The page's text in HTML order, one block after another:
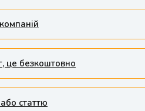
це безкоштовно
статтю